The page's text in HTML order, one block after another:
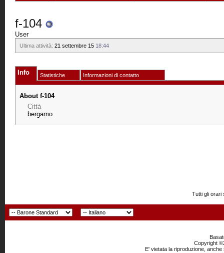
f-104
User
Ultima attività: 21 settembre 15 18:44
Info Statistiche Informazioni di contatto
About f-104
Città
bergamo
Tutti gli orari
Copyright
E' vietata la riproduzione,